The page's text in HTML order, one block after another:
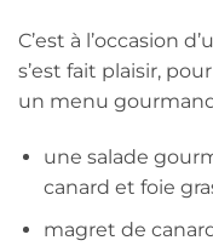
C’est à l’occasion
s’est fait plaisir,
un menu
une salade
canard et foie
magret de